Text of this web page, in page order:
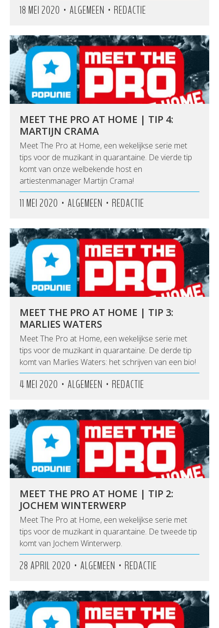
18 MEI 2020 • ALGEMEEN • REDACTIE
MEET THE PRO AT HOME | TIP 4:
MARTIJN CRAMA
Meet The Pro at Home, een wekelijkse serie met
tips voor de muzikant in quarantaine. De vierde tip
komt van onze welbekende host en
artiestenmanager Martijn Crama!
11 MEI 2020 • ALGEMEEN • REDACTIE
MEET THE PRO AT HOME | TIP 3:
MARLIES WATERS
Meet The Pro at Home, een wekelijkse serie met
tips voor de muzikant in quarantaine. De derde tip
komt van Marlies Waters: het schrijven van een bio!
4 MEI 2020 • ALGEMEEN • REDACTIE
MEET THE PRO AT HOME | TIP 2:
JOCHEM WINTERWERP
Meet The Pro at Home, een wekelijkse serie met
tips voor de muzikant in quarantaine. De tweede tip
komt van Jochem Winterwerp.
28 APRIL 2020 • ALGEMEEN • REDACTIE